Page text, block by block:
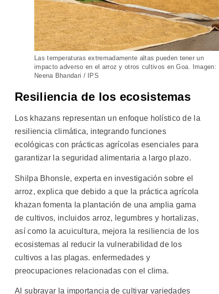
Las temperaturas extremadamente altas pueden tener un
impacto adverso en el arroz y otros cultivos en Goa. Imagen:
Neena Bhandari / IPS
Resiliencia de los ecosistemas
Los khazans representan un enfoque holístico de la
resiliencia climática, integrando funciones
ecológicas con prácticas agrícolas esenciales para
garantizar la seguridad alimentaria a largo plazo.
Shilpa Bhonsle, experta en investigación sobre el
arroz, explica que debido a que la práctica agrícola
khazan fomenta la plantación de una amplia gama
de cultivos, incluidos arroz, legumbres y hortalizas,
así como la acuicultura, mejora la resiliencia de los
ecosistemas al reducir la vulnerabilidad de los
cultivos a las plagas. enfermedades y
preocupaciones relacionadas con el clima.
Al subrayar la importancia de cultivar variedades